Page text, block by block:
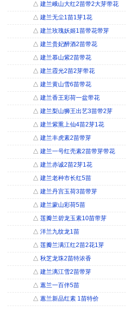
△ 建兰峨山大红2苗带2大芽带花
△ 建兰无尘1苗1芽1花
△ 建兰玫瑰妖姬1苗带花带芽
△ 建兰贵妃醉酒2苗带花
△ 建兰慕山紫2苗带花
△ 建兰霞光2苗2芽带花
△ 建兰黄山雪6苗带花
△ 建兰香王彩荷一盆带花
△ 建兰梨山狮王出艺3苗带2芽
△ 建兰紫熏上仙4苗2芽1花
△ 建兰丰虎素2苗带芽
△ 建兰一号红壳素2苗带芽带花
△ 建兰赤诚2苗2芽1花
△ 建兰老种市长红5苗
△ 建兰丹宫玉荷3苗带芽
△ 建兰蒙山彩荷5苗
△ 莲瓣兰碧龙玉素10苗带芽
△ 洋兰九纹龙1苗
△ 莲瓣兰满江红2苗2花1芽
△ 秋芝龙珠2苗特浓香
△ 建兰漓江雪2苗带芽
△ 蕙兰一百伴5苗
△ 蕙兰新品红素 1苗特价